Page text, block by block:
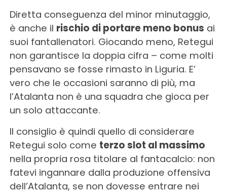
Diretta conseguenza del minor minutaggio,
è anche il rischio di portare meno bonus ai
suoi fantallenatori. Giocando meno, Retegui
non garantisce la doppia cifra – come molti
pensavano se fosse rimasto in Liguria. E’
vero che le occasioni saranno di più, ma
l’Atalanta non è una squadra che gioca per
un solo attaccante.
Il consiglio è quindi quello di considerare
Retegui solo come terzo slot al massimo
nella propria rosa titolare al fantacalcio: non
fatevi ingannare dalla produzione offensiva
dell’Atalanta, se non dovesse entrare nei